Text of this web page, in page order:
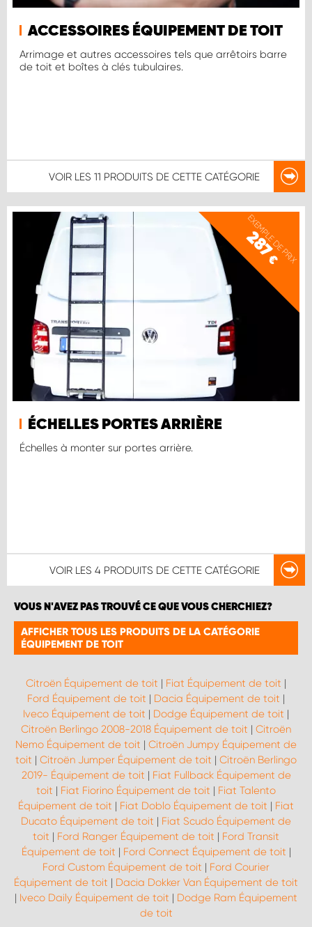
ACCESSOIRES ÉQUIPEMENT DE TOIT
Arrimage et autres accessoires tels que arrêtoirs barre
de toit et boîtes à clés tubulaires.
VOIR LES 11 PRODUITS DE CETTE CATÉGORIE
EXEMPLE DE PRIX
287
€
ÉCHELLES PORTES ARRIÈRE
Échelles à monter sur portes arrière.
VOIR LES 4 PRODUITS DE CETTE CATÉGORIE
VOUS N'AVEZ PAS TROUVÉ CE QUE VOUS CHERCHIEZ?
AFFICHER TOUS LES PRODUITS DE LA CATÉGORIE
ÉQUIPEMENT DE TOIT
Citroën Équipement de toit | Fiat Équipement de toit |
Ford Équipement de toit | Dacia Équipement de toit |
Iveco Équipement de toit | Dodge Équipement de toit |
Citroën Berlingo 2008-2018 Équipement de toit | Citroën
Nemo Équipement de toit | Citroën Jumpy Équipement de
toit | Citroën Jumper Équipement de toit | Citroën Berlingo
2019- Équipement de toit | Fiat Fullback Équipement de
toit | Fiat Fiorino Équipement de toit | Fiat Talento
Équipement de toit | Fiat Doblo Équipement de toit | Fiat
Ducato Équipement de toit | Fiat Scudo Équipement de
toit | Ford Ranger Équipement de toit | Ford Transit
Équipement de toit | Ford Connect Équipement de toit |
Ford Custom Équipement de toit | Ford Courier
Équipement de toit | Dacia Dokker Van Équipement de toit
| Iveco Daily Équipement de toit | Dodge Ram Équipement
de toit